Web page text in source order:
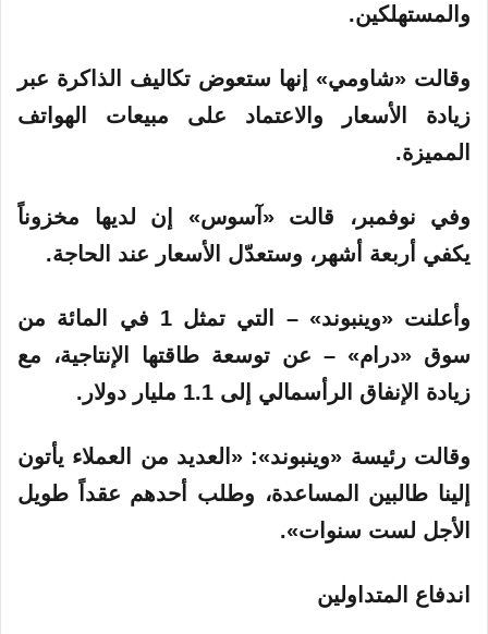
والمستهلكين.
وقالت «شاومي» إنها ستعوض تكاليف الذاكرة عبر
زيادة الأسعار والاعتماد على مبيعات الهواتف
المميزة.
وفي نوفمبر، قالت «آسوس» إن لديها مخزوناً
يكفي أربعة أشهر، وستعدّل الأسعار عند الحاجة.
وأعلنت «وينبوند» – التي تمثل 1 في المائة من
سوق «درام» – عن توسعة طاقتها الإنتاجية، مع
زيادة الإنفاق الرأسمالي إلى 1.1 مليار دولار.
وقالت رئيسة «وينبوند»: «العديد من العملاء يأتون
إلينا طالبين المساعدة، وطلب أحدهم عقداً طويل
الأجل لست سنوات».
اندفاع المتداولين